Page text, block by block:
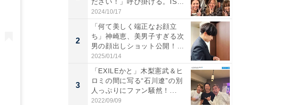
ださい！」呼び掛ける。IS
S...
2024/10/17
2
「何て美しく端正なお顔立
ち」神崎恵、美男子すぎる次
男の顔出しショット公開！
「め...
2025/01/14
3
「EXILEかと」木梨憲武＆ヒ
ロミの間に写る“石川遼”の別
人っぷりにファン騒然！...
2022/09/09